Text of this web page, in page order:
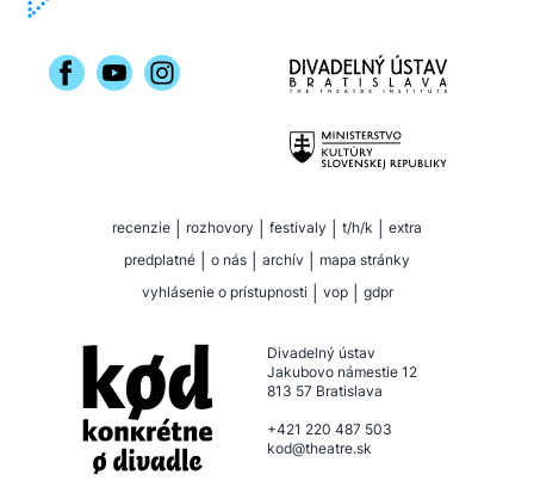
recenzie rozhovory festivaly t/h/k
extra
predplatné
o nás archív
mapa stránky
vyhlásenie o prístupnosti
vop gdpr
Divadelný ústav
Jakubovo námestie 12
813 57 Bratislava
+421 220 487 503
kod@theatre.sk